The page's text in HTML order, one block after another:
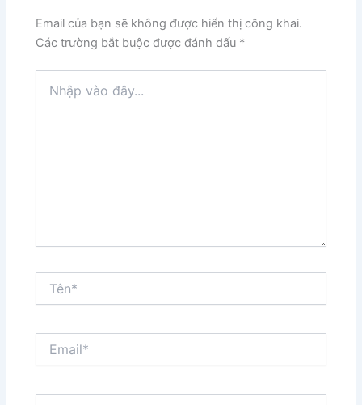
Email của bạn sẽ không được hiển thị công khai.
Các trường bắt buộc được đánh dấu *
vào